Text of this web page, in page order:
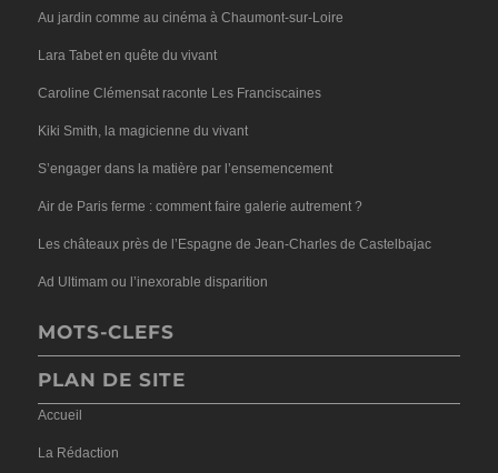
Au jardin comme au cinéma à Chaumont-sur-Loire
Lara Tabet en quête du vivant
Caroline Clémensat raconte Les Franciscaines
Kiki Smith, la magicienne du vivant
S’engager dans la matière par l’ensemencement
Air de Paris ferme : comment faire galerie autrement ?
Les châteaux près de l’Espagne de Jean-Charles de Castelbajac
Ad Ultimam ou l’inexorable disparition
MOTS-CLEFS
PLAN DE SITE
Accueil
La Rédaction